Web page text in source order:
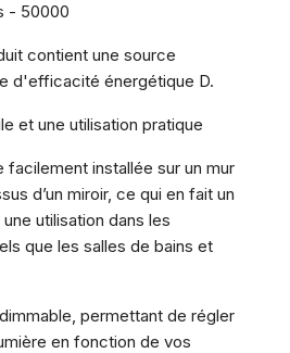
- 50000
contient une source
d'efficacité énergétique D.
et une utilisation pratique
facilement installée sur un mur
d’un miroir, ce qui en fait un
utilisation dans les
que les salles de bains et
permettant de régler
en fonction de vos